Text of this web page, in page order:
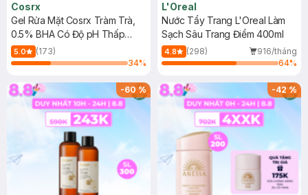
Cosrx
Gel Rửa Mặt Cosrx Tràm Trà,
0.5% BHA Có Độ pH Thấp
150ml
5.0
(173)
34%
L'Oreal
Nước Tẩy Trang L'Oreal Làm
Sạch Sâu Trang Điểm 400ml
4.8 (298)
916/tháng
64%
-60% -42%